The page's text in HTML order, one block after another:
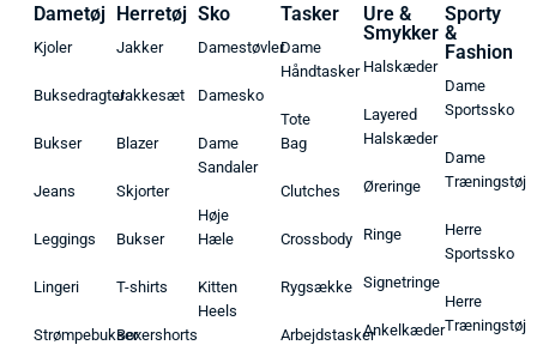
Dametøj
Kjoler
Buksedragter
Bukser
Jeans
Leggings
Lingeri
Strømpebukser
Herretøj
Jakker
Jakkesæt
Blazer
Skjorter
Bukser
T-shirts
Boxershorts
Sko
Damestøvler
Damesko
Dame
Sandaler
Høje
Hæle
Kitten
Heels
Tasker
Dame
Håndtasker
Tote
Bag
Clutches
Crossbody
Rygsække
Arbejdstasker
Ure &
Smykker
Halskæder
Layered
Halskæder
Øreringe
Ringe
Signetringe
Ankelkæder
Sporty
&
Fashion
Dame
Sportssko
Dame
Træningstøj
Herre
Sportssko
Herre
Træningstøj